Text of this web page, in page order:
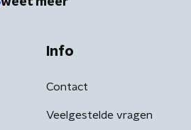
Info
Contact
Veelgestelde vragen